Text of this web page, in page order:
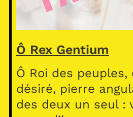
Ô Rex Gentium
Ô Roi des
désiré, pierre
des deux un seul :